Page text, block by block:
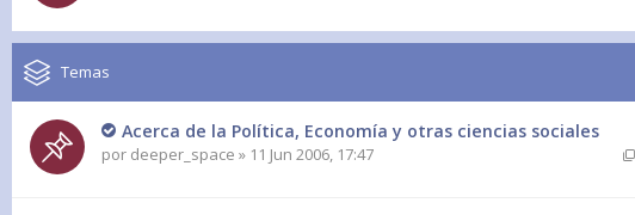
Temas
Acerca de la Política, Economía y otras ciencias sociales
por deeper_space » 11 Jun 2006, 17:47